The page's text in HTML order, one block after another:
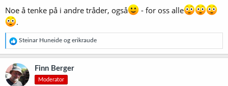
Noe å tenke på i andre tråder, også
- for oss alle
.
R
e
a
k
s
j
Steinar Huneide og erikraude
Finn Berger
Moderator